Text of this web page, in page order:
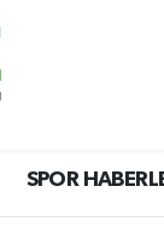
SPOR